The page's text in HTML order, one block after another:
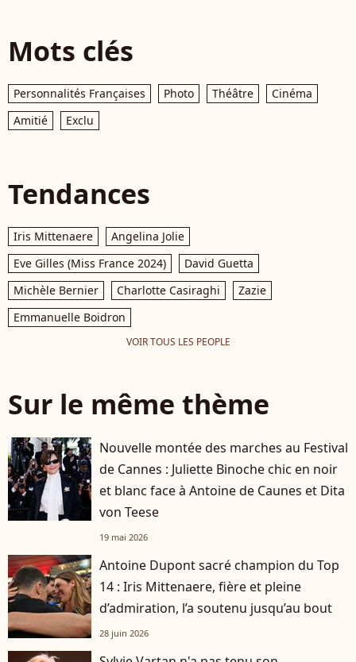
Mots clés
Personnalités Françaises Photo Théâtre
Cinéma
Amitié
Exclu
Tendances
Iris Mittenaere
Angelina Jolie
Eve Gilles (Miss France 2024)
David Guetta
Michèle Bernier
Charlotte Casiraghi
Zazie
Emmanuelle Boidron
VOIR TOUS LES PEOPLE
Sur le même thème
Nouvelle montée des marches au Festival
de Cannes : Juliette Binoche chic en noir
et blanc face à Antoine de Caunes et Dita
von Teese
19 mai 2026
Antoine Dupont sacré champion du Top
14 : Iris Mittenaere, fière et pleine
d’admiration, l’a soutenu jusqu’au bout
28 juin 2026